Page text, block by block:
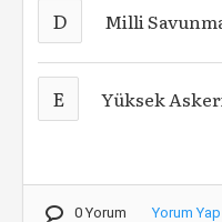
D Milli
E Yüksek
0 Yorum Yorum Yap